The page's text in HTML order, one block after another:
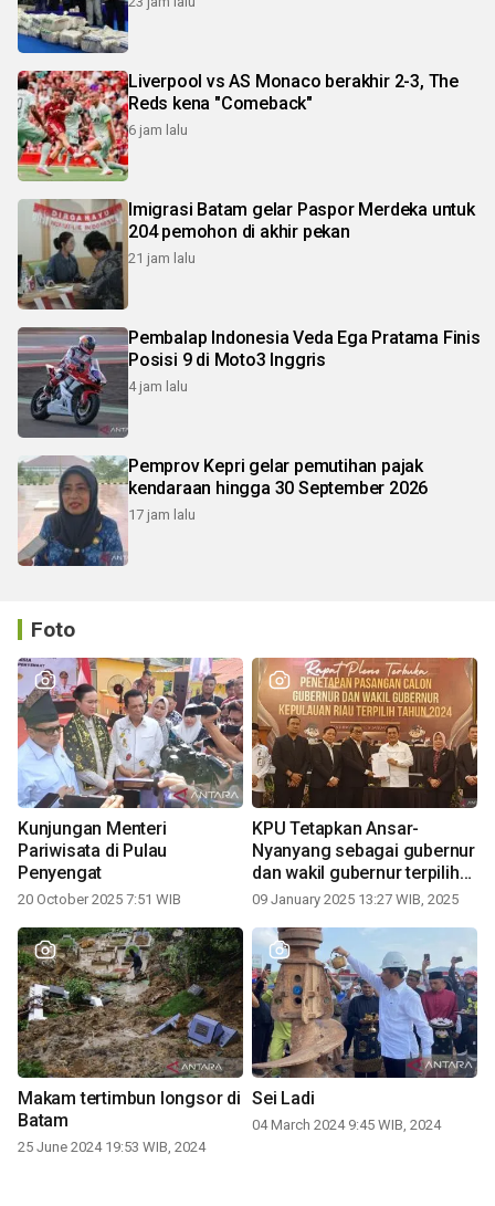
Liverpool vs AS Monaco berakhir 2-3, The
Reds kena "Comeback"
6 jam lalu
Imigrasi Batam gelar Paspor Merdeka untuk
204 pemohon di akhir pekan
21 jam lalu
Pembalap Indonesia Veda Ega Pratama Finis
Posisi 9 di Moto3 Inggris
4 jam lalu
Pemprov Kepri gelar pemutihan pajak
kendaraan hingga 30 September 2026
17 jam lalu
Foto
Kunjungan Menteri
Pariwisata di Pulau
Penyengat
20 October 2025 7:51 WIB
KPU Tetapkan Ansar-
Nyanyang sebagai gubernur
dan wakil gubernur terpilih
periode 2025-2030
09 January 2025 13:27 WIB, 2025
Makam tertimbun longsor di
Batam
25 June 2024 19:53 WIB, 2024
Sei Ladi
04 March 2024 9:45 WIB, 2024